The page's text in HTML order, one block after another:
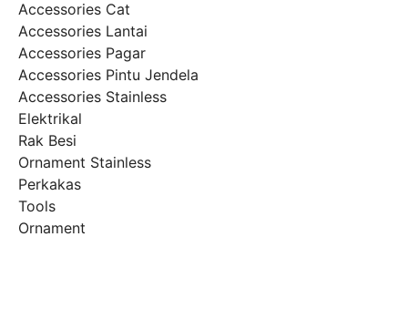
Accessories Cat
Accessories Lantai
Accessories Pagar
Accessories Pintu Jendela
Accessories Stainless
Elektrikal
Rak Besi
Ornament Stainless
Perkakas
Tools
Ornament